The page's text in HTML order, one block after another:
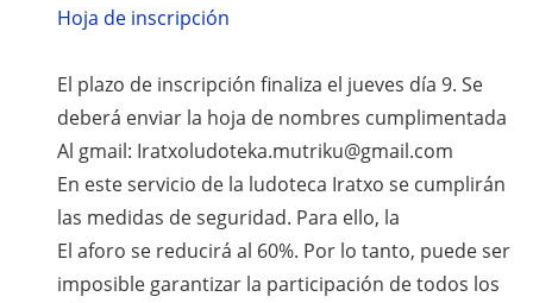
Hoja de inscripción
El plazo de inscripción finaliza el jueves día 9. Se
deberá enviar la hoja de nombres cumplimentada
Al gmail: Iratxoludoteka.mutriku@gmail.com
En este servicio de la ludoteca Iratxo se cumplirán
las medidas de seguridad. Para ello, la
El aforo se reducirá al 60%. Por lo tanto, puede ser
imposible garantizar la participación de todos los